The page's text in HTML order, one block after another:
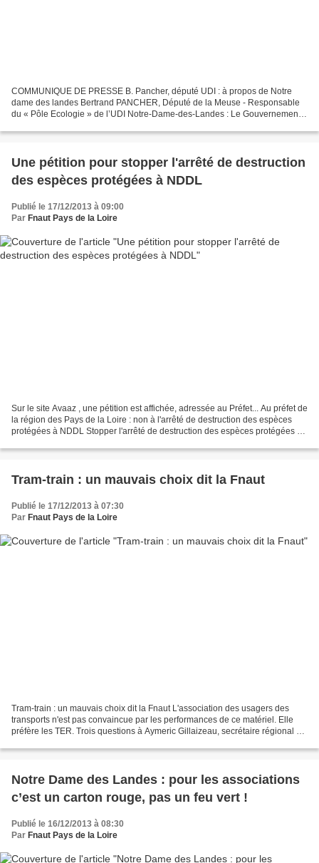
COMMUNIQUE DE PRESSE B. Pancher, député UDI : à propos de Notre
dame des landes Bertrand PANCHER, Député de la Meuse - Responsable
du « Pôle Ecologie » de l’UDI Notre-Dame-des-Landes : Le Gouvernement
Une pétition pour stopper l'arrêté de destruction
des espèces protégées à NDDL
Publié le 17/12/2013 à 09:00
Par Fnaut Pays de la Loire
Sur le site Avaaz , une pétition est affichée, adressée au Préfet... Au préfet de
la région des Pays de la Loire : non à l'arrêté de destruction des espèces
protégées à NDDL Stopper l'arrêté de destruction des espèces protégées à
Tram-train : un mauvais choix dit la Fnaut
Publié le 17/12/2013 à 07:30
Par Fnaut Pays de la Loire
Tram-train : un mauvais choix dit la Fnaut L'association des usagers des
transports n'est pas convaincue par les performances de ce matériel. Elle
préfère les TER. Trois questions à Aymeric Gillaizeau, secrétaire régional de
Notre Dame des Landes : pour les associations
c’est un carton rouge, pas un feu vert !
Publié le 16/12/2013 à 08:30
Par Fnaut Pays de la Loire